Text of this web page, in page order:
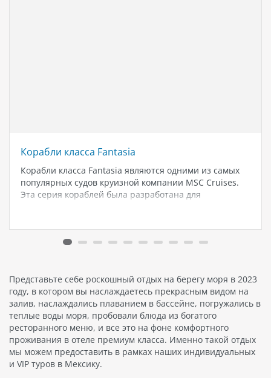
Корабли класса Fantasia
Корабли класса Fantasia являются одними из самых
популярных судов круизной компании MSC Cruises.
Эта серия кораблей была разработана для
рассмотрим основные характеристики и особенности
лайнеров класса Fantasia. Корабли…
Представьте себе роскошный отдых на берегу моря в 2023
году, в котором вы наслаждаетесь прекрасным видом на
залив, наслаждались плаванием в бассейне, погружались в
теплые воды моря, пробовали блюда из богатого
ресторанного меню, и все это на фоне комфортного
проживания в отеле премиум класса. Именно такой отдых
мы можем предоставить в рамках наших индивидуальных
и VIP туров в Мексику.